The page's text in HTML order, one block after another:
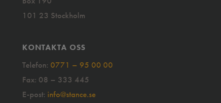
101 23 Stockholm
KONTAKTA OSS
Telefon: 0771 – 95 00 00
Fax: 08 – 333 445
E-post: info@stance.se